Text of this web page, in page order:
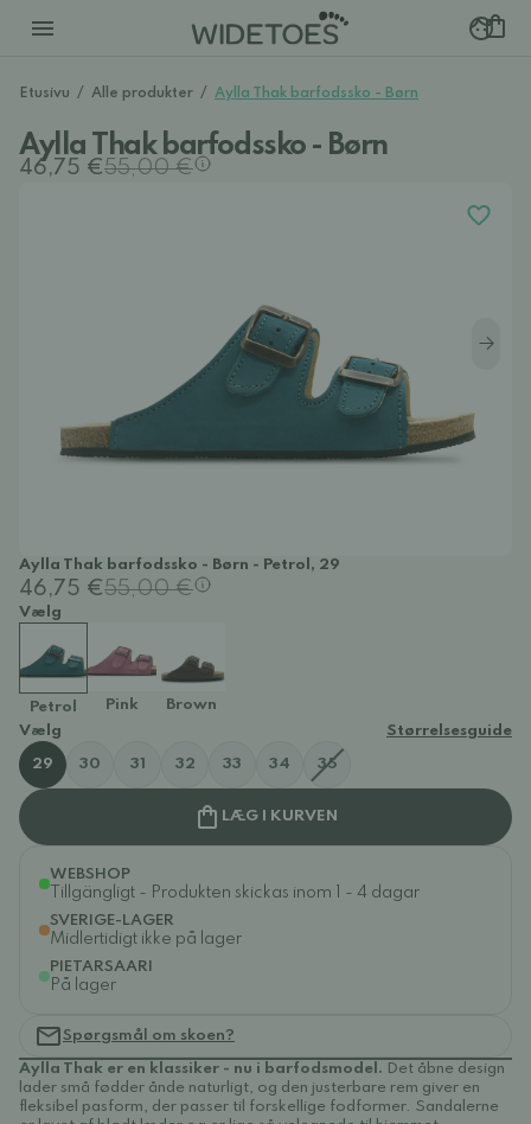
Etusivu / Alle produkter / Aylla Thak barfodssko - Børn
Aylla Thak barfodssko - Børn
46,75 €55,00 €
Aylla Thak barfodssko - Børn - Petrol, 29
46,75 €55,00 €
Vælg
Petrol Pink
Brown
Vælg
Størrelsesguide
29 30 31 32 33 34 35
LÆG I KURVEN
WEBSHOP
Tillgängligt - Produkten skickas inom 1 - 4 dagar
SVERIGE-LAGER
Midlertidigt ikke på lager
PIETARSAARI
På lager
Spørgsmål om skoen?
Aylla Thak er en klassiker - nu i barfodsmodel. Det åbne design
lader små fødder ånde naturligt, og den justerbare rem giver en
fleksibel pasform, der passer til forskellige fodformer. Sandalerne